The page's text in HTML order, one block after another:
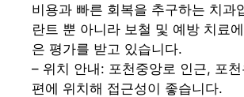
비용과 빠른 회복을 추구하는 치과
란트 뿐 아니라 보철 및 예방 치료
은 평가를 받고 있습니다.
– 위치 안내: 포천중앙로 인근, 포
편에 위치해 접근성이 좋습니다.